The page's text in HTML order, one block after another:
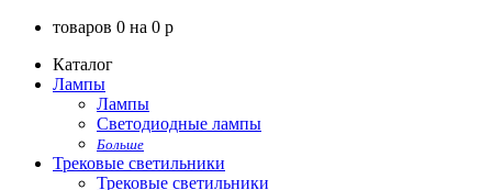
товаров 0 на 0 p
Каталог
Лампы
Лампы
Светодиодные лампы
Больше
Трековые светильники
Трековые светильники